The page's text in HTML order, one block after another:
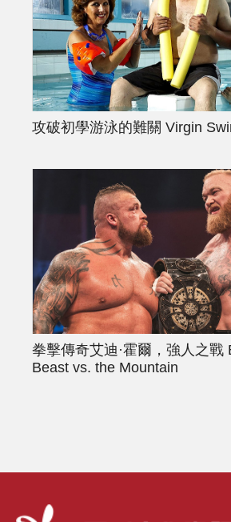
攻破初學游泳的難關 Virgin
拳擊傳奇艾迪·霍爾，強人之戰
Beast vs. the Mountain